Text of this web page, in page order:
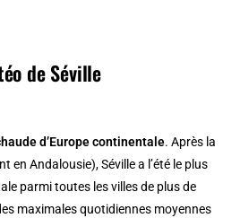
de Séville
d’Europe continentale. Après la
en Andalousie), Séville a l’été le plus
parmi toutes les villes de plus de
maximales quotidiennes moyennes